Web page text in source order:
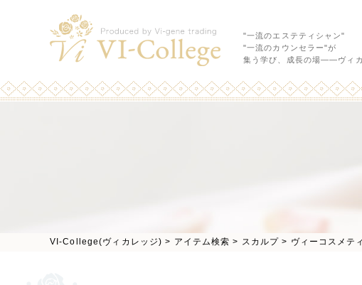
"一流のエステティシャン"
"一流のカウンセラー"が
集う学び、成長の場――ヴィ
VI-College(ヴィカレッジ) > アイテム検索 > スカルプ > ヴィーコスメテ